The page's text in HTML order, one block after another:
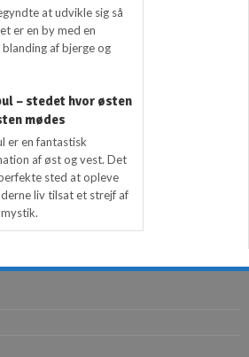
at udvikle sig så
er en by med en
af bjerge og
– stedet hvor østen
mødes
er en fantastisk
af øst og vest. Det
sted at opleve
liv tilsat et strejf af